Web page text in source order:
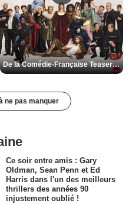
De la Comédie-Française Teaser VF
ne pas manquer
Ce soir entre amis : Gary
Oldman, Sean Penn et Ed
Harris dans l'un des meilleurs
thrillers des années 90
injustement oublié !